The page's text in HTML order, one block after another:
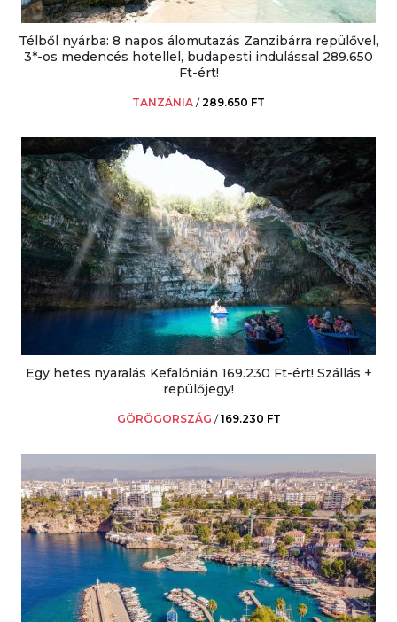
Télből nyárba: 8 napos álomutazás Zanzibárra repülővel,
3*-os medencés hotellel, budapesti indulással 289.650
Ft-ért!
TANZÁNIA /289.650 FT
Egy hetes nyaralás Kefalónián 169.230 Ft-ért! Szállás +
repülőjegy!
GÖRÖGORSZÁG /169.230 FT